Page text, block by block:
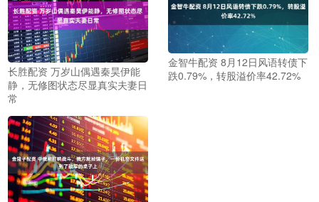
长胜配资 万岁山偶遇秦昊伊能
静，无修图状态尽显真实夫妻日
常
金智牛配资 8月12日风语转债下
跌0.79%，转股溢价率42.72%